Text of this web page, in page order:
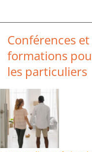
Conférences et
formations
les particuliers